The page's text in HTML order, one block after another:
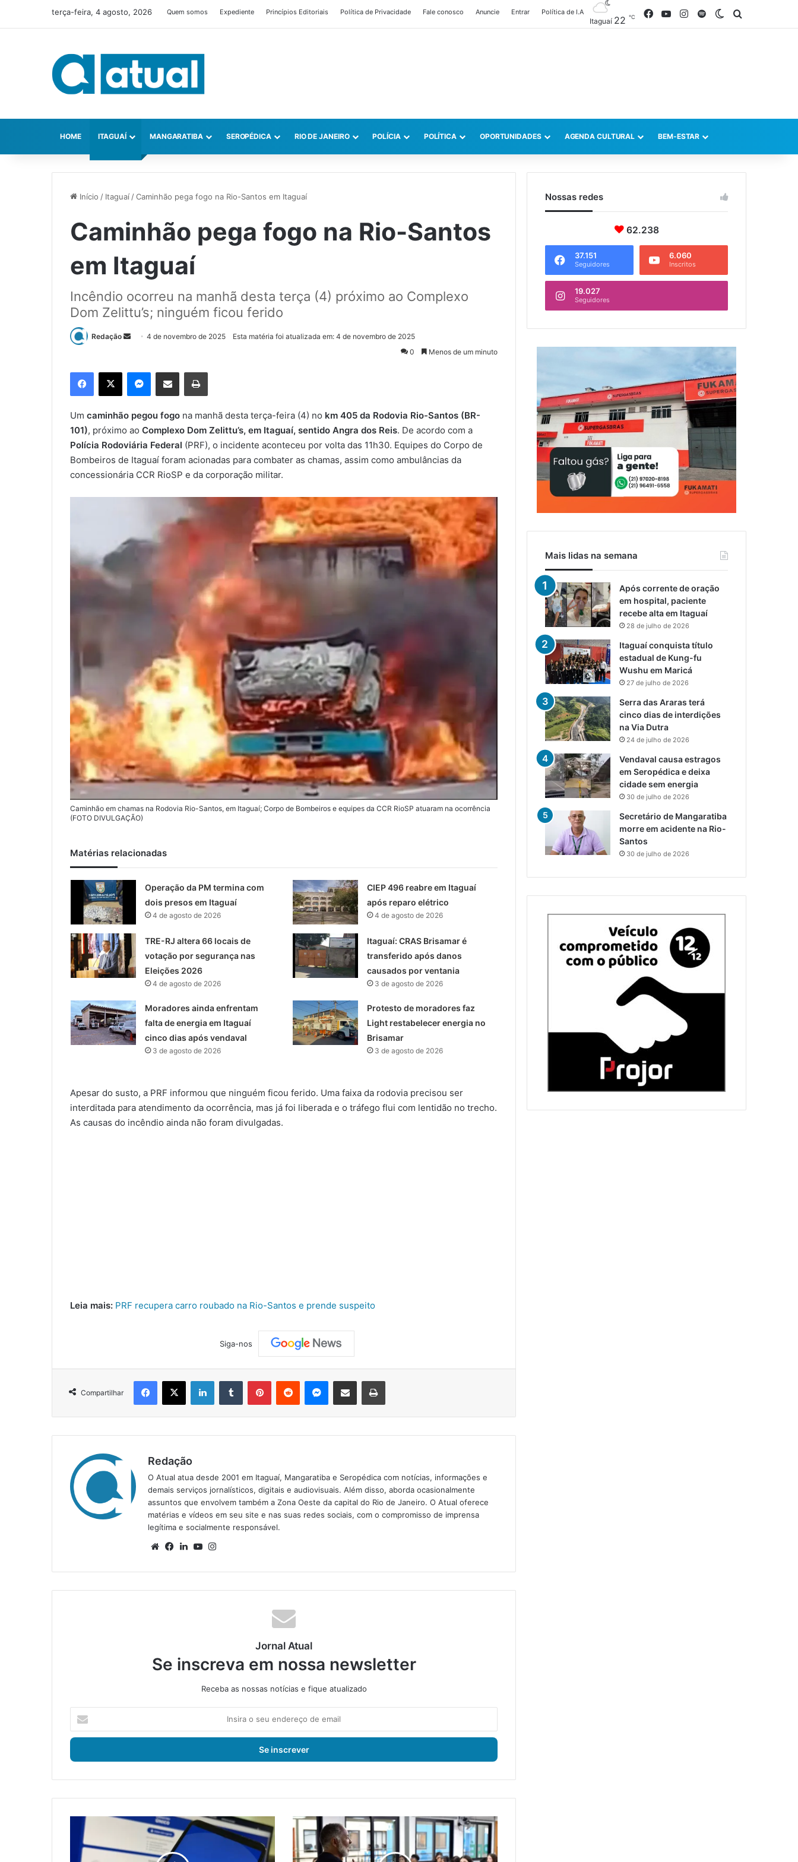
terça-feira, 4 agosto, 2026 Quem somos Expediente Princípios Editoriais Política de Privacidade Fale conosco Anuncie Entrar Política de I.A
Itaguaí 22 ℃ FacebookYouTubeInstagram
SpotifySwitch skin
HOME ITAGUAÍ MANGARATIBA SEROPÉDICA RIO DE JANEIRO POLÍCIA POLÍTICA OPORTUNIDADES AGENDA CULTURAL BEM-ESTAR
Início / Itaguaí/Caminhão pega fogo na Rio-Santos em Itaguaí
Caminhão pega fogo na Rio-Santos
em Itaguaí
Incêndio ocorreu na manhã desta terça (4) próximo ao Complexo
Dom Zelittu’s; ninguém ficou ferido
Redação
m
e
-
m
a
4 de novembro de 2025
Esta matéria foi atualizada em: 4 de novembro de 2025
0
Menos de um minuto
Um caminhão pegou fogo na manhã desta terça-feira (4) no km 405 da Rodovia Rio-Santos (BR-
101), próximo ao Complexo Dom Zelittu’s, em Itaguaí, sentido Angra dos Reis. De acordo com a
Polícia Rodoviária Federal (PRF), o incidente aconteceu por volta das 11h30. Equipes do Corpo de
Bombeiros de Itaguaí foram acionadas para combater as chamas, assim como ambulâncias da
concessionária CCR RioSP e da corporação militar.
Caminhão em chamas na Rodovia Rio-Santos, em Itaguaí; Corpo de Bombeiros e equipes da CCR RioSP atuaram na ocorrência
(FOTO DIVULGAÇÃO)
Matérias relacionadas
Operação da PM termina com
dois presos em Itaguaí
4 de agosto de 2026
CIEP 496 reabre em Itaguaí
após reparo elétrico
4 de agosto de 2026
TRE-RJ altera 66 locais de
votação por segurança nas
Eleições 2026
4 de agosto de 2026
Itaguaí: CRAS Brisamar é
transferido após danos
causados por ventania
3 de agosto de 2026
Moradores ainda enfrentam
falta de energia em Itaguaí
cinco dias após vendaval
3 de agosto de 2026
Protesto de moradores faz
Light restabelecer energia no
Brisamar
3 de agosto de 2026
Apesar do susto, a PRF informou que ninguém ficou ferido. Uma faixa da rodovia precisou ser
interditada para atendimento da ocorrência, mas já foi liberada e o tráfego flui com lentidão no trecho.
As causas do incêndio ainda não foram divulgadas.
Leia mais: PRF recupera carro roubado na Rio-Santos e prende suspeito
Siga-nos
Compartilhar
Redação
O Atual atua desde 2001 em Itaguaí, Mangaratiba e Seropédica com notícias, informações e
demais serviços jornalísticos, digitais e audiovisuais. Além disso, aborda ocasionalmente
assuntos que envolvem também a Zona Oeste da capital do Rio de Janeiro. O Atual oferece
matérias e vídeos em seu site e nas suas redes sociais, com o compromisso de imprensa
legítima e socialmente responsável.
We
te
Fa
bo
ok
Lin
din
Yo
ub
e
ra
m
Jornal Atual
Se inscreva em nossa newsletter
Receba as nossas notícias e fique atualizado
s
r
s
S
s
c
Nossas redes
62.238
37.151
Seguidores
6.060
Inscritos
19.027
Seguidores
Mais lidas na semana
Após corrente de oração
em hospital, paciente
recebe alta em Itaguaí
28 de julho de 2026
Itaguaí conquista título
estadual de Kung-fu
Wushu em Maricá
27 de julho de 2026
Serra das Araras terá
cinco dias de interdições
na Via Dutra
24 de julho de 2026
Vendaval causa estragos
em Seropédica e deixa
cidade sem energia
30 de julho de 2026
Secretário de Mangaratiba
morre em acidente na Rio-
Santos
30 de julho de 2026